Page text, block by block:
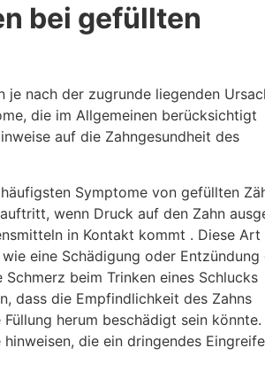
bei gefüllten
je nach der zugrunde liegenden
die im Allgemeinen berücksichtigt
auf die Zahngesundheit des
Symptome von gefüllten
wenn Druck auf den Zahn
in Kontakt kommt . Diese Art
eine Schädigung oder Entzündung
beim Trinken eines Schlucks
dass die Empfindlichkeit des Zahns
herum beschädigt sein könnte.
die ein dringendes